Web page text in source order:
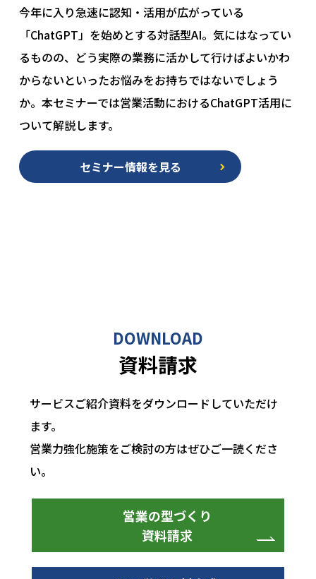
今年に入り急速に認知・活用が広がっている
「ChatGPT」を始めとする対話型AI。気にはなってい
るものの、どう実際の業務に活かして行けばよいかわ
からないといったお悩みをお持ちではないでしょう
か。本セミナーでは営業活動におけるChatGPT活用に
ついて解説します。
セミナー情報を見る
DOWNLOAD
資料請求
サービスご紹介資料をダウンロードしていただけ
ます。
営業力強化施策をご検討の方はぜひご一読くださ
い。
営業の型づくり
資料請求